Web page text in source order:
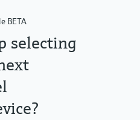
BETA
selecting